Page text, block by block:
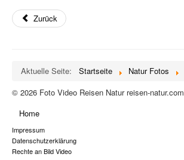
Zurück
Aktuelle Seite: Startseite Natur Fotos
© 2026 Foto Video Reisen Natur reisen-natur.com
Home
Impressum
Datenschutzerklärung
Rechte an Bild Video